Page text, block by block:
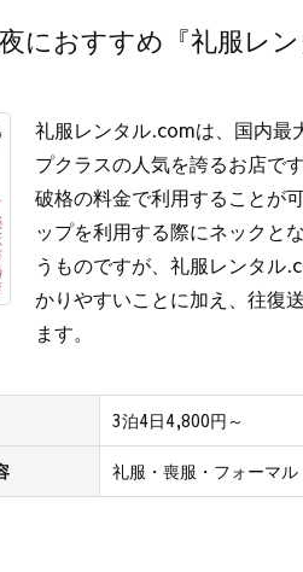
におすすめ『礼服レン
礼服レンタル.comは、国内最
プクラスの人気を誇るお店で
破格の料金で利用することが
ップを利用する際にネックと
うものですが、礼服レンタル
かりやすいことに加え、往復
ます。
3泊4日4,800円～
礼服・喪服・フォーマ